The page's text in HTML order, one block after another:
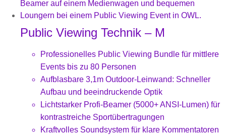
Public Viewing Technik – M
Professionelles Public Viewing Bundle für mittlere
Events bis zu 80 Personen
Aufblasbare 3,1m Outdoor-Leinwand: Schneller
Aufbau und beeindruckende Optik
Lichtstarker Profi-Beamer (5000+ ANSI-Lumen) für
kontrastreiche Sportübertragungen
Kraftvolles Soundsystem für klare Kommentatoren